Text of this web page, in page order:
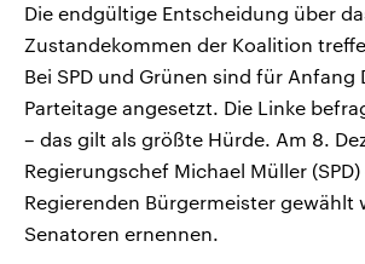
Die endgültige Entscheidung über
Zustandekommen der Koalition
Bei SPD und Grünen sind für Anfang
Parteitage angesetzt. Die Linke
– das gilt als größte Hürde. Am 8.
Regierungschef Michael Müller
Regierenden Bürgermeister gewählt
Senatoren ernennen.